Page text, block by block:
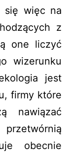
się więc na
z
one liczyć
wizerunku
jest
firmy które
nawiązać
obecnie